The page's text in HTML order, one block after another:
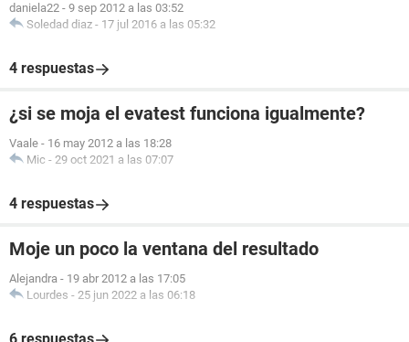
daniela22 - 9 sep 2012 a las 03:52
Soledad diaz - 17 jul 2016 a las 05:32
4 respuestas
¿si se moja el evatest funciona igualmente?
Vaale - 16 may 2012 a las 18:28
Mic - 29 oct 2021 a las 07:07
4 respuestas
Moje un poco la ventana del resultado
Alejandra - 19 abr 2012 a las 17:05
Lourdes - 25 jun 2022 a las 06:18